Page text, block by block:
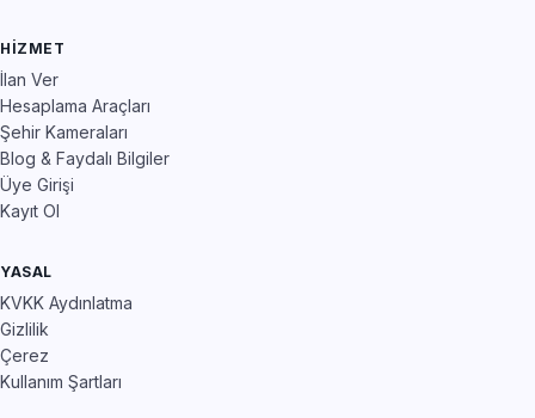
HIZMET
İlan Ver
Hesaplama Araçları
Şehir Kameraları
Blog & Faydalı Bilgiler
Üye Girişi
Kayıt Ol
YASAL
KVKK Aydınlatma
Gizlilik
Çerez
Kullanım Şartları